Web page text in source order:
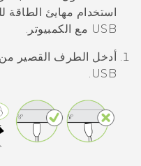
استخدام مهايئ
USB مع الكمبيوتر.
USB.